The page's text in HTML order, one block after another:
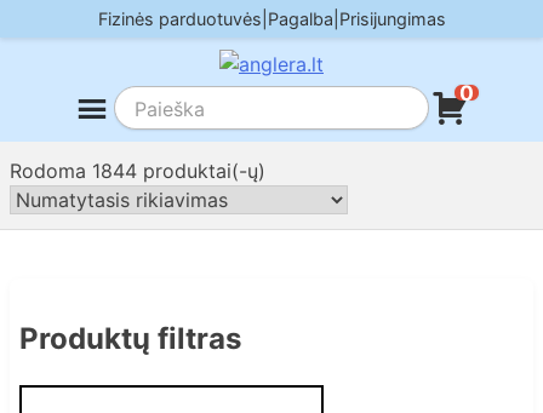
to
Fizinės parduotuvės Pagalba Prisijungimas
0
Rodoma 1844 produktai(-ų)
Produktų filtras